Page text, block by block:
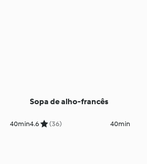
40min
Sopa de alho-francês
4.6 (36) 40min